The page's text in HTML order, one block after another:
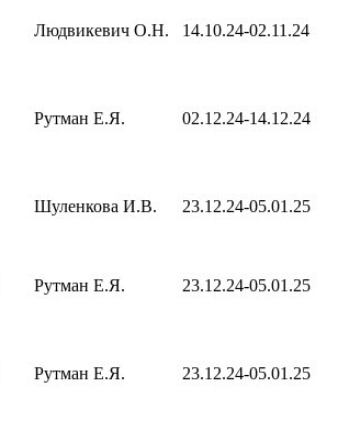
Людвикевич О.Н. 14.10.24-02.11.24
Рутман Е.Я. 02.12.24-14.12.24
Шуленкова И.В. 23.12.24-05.01.25
Рутман Е.Я. 23.12.24-05.01.25
Рутман Е.Я. 23.12.24-05.01.25